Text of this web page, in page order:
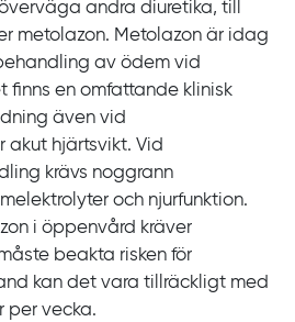
andra diuretika, till
metolazon. Metolazon är idag
av ödem vid
finns en omfattande klinisk
även vid
akut hjärtsvikt. Vid
krävs noggrann
och njurfunktion.
i öppenvård kräver
beakta risken för
kan det vara tillräckligt med
per vecka.